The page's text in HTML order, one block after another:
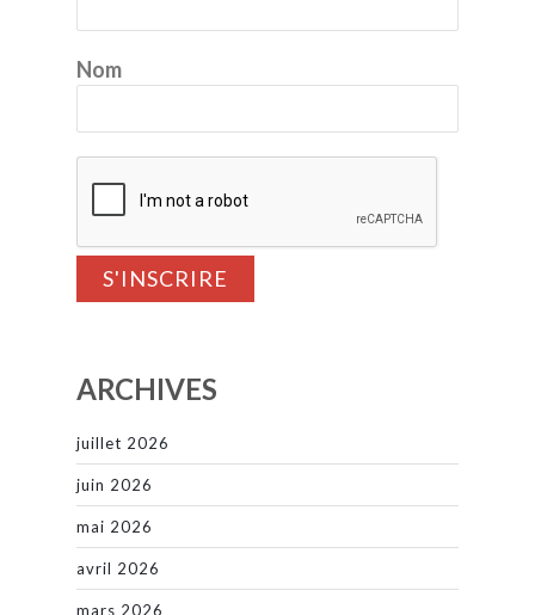
Nom
ARCHIVES
juillet 2026
juin 2026
mai 2026
avril 2026
mars 2026